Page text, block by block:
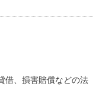
借、損害賠償などの法